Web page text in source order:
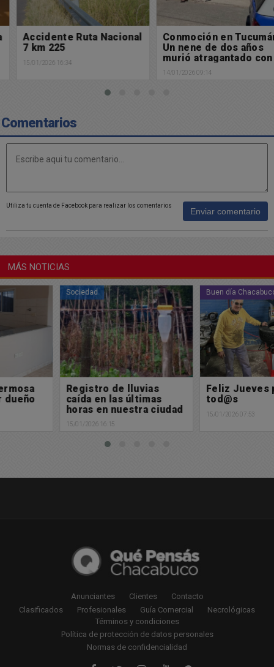
Accidente Ruta Nacional
7 km 225
15/01/2026 16:34
Conmoción en Tucumán:
Un nene de dos años
murió atragantado con
una uva en una colonia
14/01/2026 09:14
Comentarios
Utiliza tu cuenta de Facebook para realizar los comentarios
Enviar comentario
MÁS NOTICIAS
Sociedad
Registro de lluvias
caída en las últimas
horas en nuestra ciudad
Buen día Chacabuco
Feliz Jueves para
tod@s
15/01/2026 07:53
Anunciantes Clientes
Contacto
Clasificados
Profesionales Guía Comercial
Necrológicas
Términos y condiciones
Política de protección de datos personales
Normas de confidencialidad